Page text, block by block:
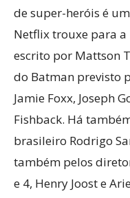
de super-heróis é
Netflix trouxe para
escrito por Mattson
do Batman previsto
Jamie Foxx, Joseph
Fishback. Há
brasileiro Rodrigo
também pelos
e 4, Henry Joost e